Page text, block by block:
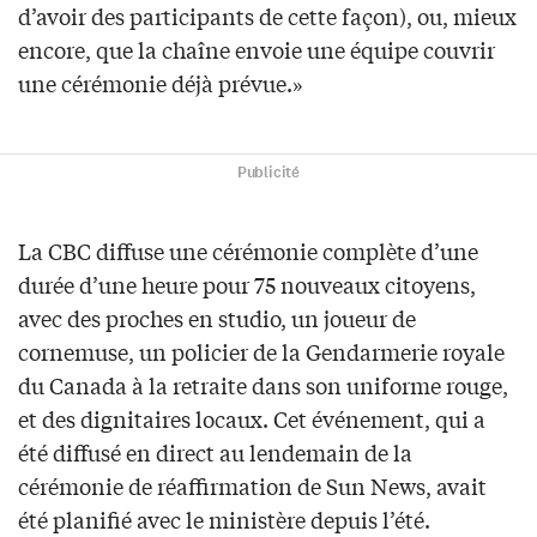
d’avoir des participants de cette façon), ou, mieux
encore, que la chaîne envoie une équipe couvrir
une cérémonie déjà prévue.»
Publicité
La CBC diffuse une cérémonie complète d’une
durée d’une heure pour 75 nouveaux citoyens,
avec des proches en studio, un joueur de
cornemuse, un policier de la Gendarmerie royale
du Canada à la retraite dans son uniforme rouge,
et des dignitaires locaux. Cet événement, qui a
été diffusé en direct au lendemain de la
cérémonie de réaffirmation de Sun News, avait
été planifié avec le ministère depuis l’été.